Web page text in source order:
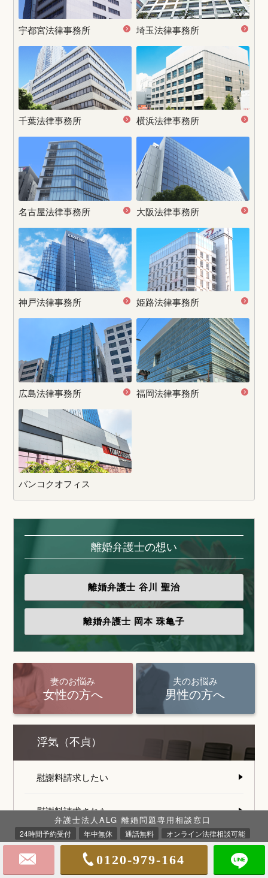
宇都宮法律事務所 埼玉法律事務所
千葉法律事務所 横浜法律事務所
名古屋法律事務所 大阪法律事務所
神戸法律事務所 姫路法律事務所
広島法律事務所 福岡法律事務所
バンコクオフィス
離婚弁護士の想い
離婚弁護士 谷川 聖治
離婚弁護士 岡本 珠亀子
妻のお悩み
女性の方へ
夫のお悩み
男性の方へ
浮気（不貞）
慰謝料請求したい
慰謝料請求された
離婚とお金
弁護士法人ALG 離婚問題専用相談窓口
24時間予約受付 年中無休 通話無料 オンライン法律相談可能
0120-979-164